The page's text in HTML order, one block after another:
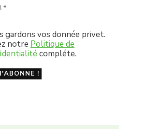
gardons vos donnée privet.
notre Politique de
compléte.